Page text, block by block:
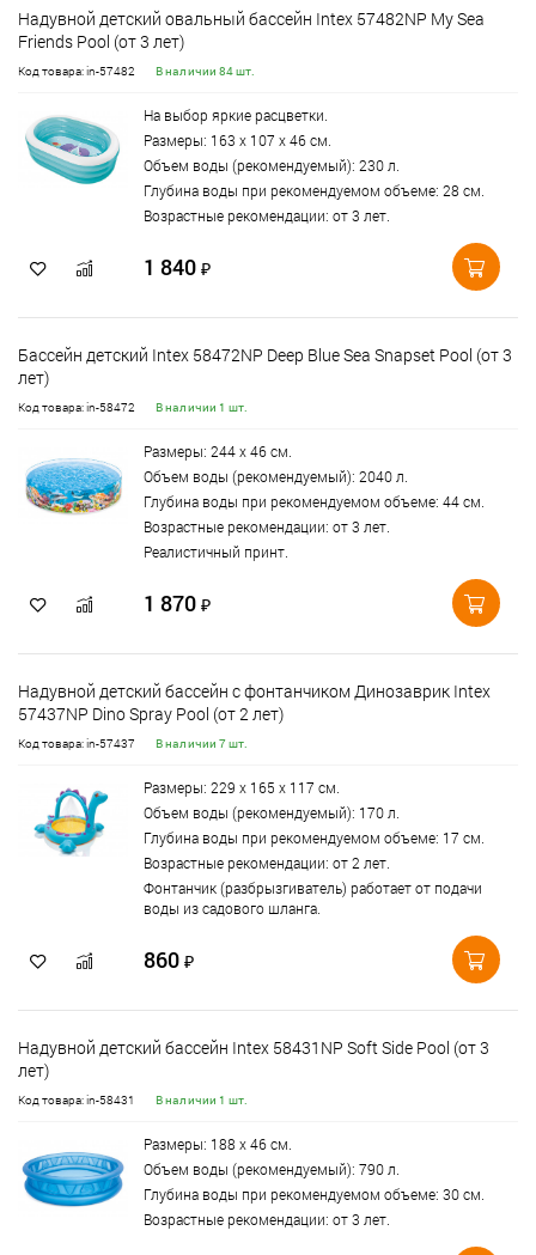
Надувной детский овальный бассейн Intex 57482NP My Sea
Friends Pool (от 3 лет)
Код товара: in-57482 В наличии 84 шт.
На выбор яркие расцветки.
Размеры: 163 х 107 х 46 см.
Объем воды (рекомендуемый): 230 л.
Глубина воды при рекомендуемом объеме: 28 см.
Возрастные рекомендации: от 3 лет.
1 840₽
Бассейн детский Intex 58472NP Deep Blue Sea Snapset Pool (от 3
лет)
Код товара: in-58472 В наличии 1 шт.
Размеры: 244 х 46 см.
Объем воды (рекомендуемый): 2040 л.
Глубина воды при рекомендуемом объеме: 44 см.
Возрастные рекомендации: от 3 лет.
Реалистичный принт.
1 870₽
Надувной детский бассейн с фонтанчиком Динозаврик Intex
57437NP Dino Spray Pool (от 2 лет)
Код товара: in-57437 В наличии 7 шт.
Размеры: 229 х 165 х 117 см.
Объем воды (рекомендуемый): 170 л.
Глубина воды при рекомендуемом объеме: 17 см.
Возрастные рекомендации: от 2 лет.
Фонтанчик (разбрызгиватель) работает от подачи
воды из садового шланга.
860₽
Надувной детский бассейн Intex 58431NP Soft Side Pool (от 3
лет)
Код товара: in-58431 В наличии 1 шт.
Размеры: 188 х 46 см.
Объем воды (рекомендуемый): 790 л.
Глубина воды при рекомендуемом объеме: 30 см.
Возрастные рекомендации: от 3 лет.